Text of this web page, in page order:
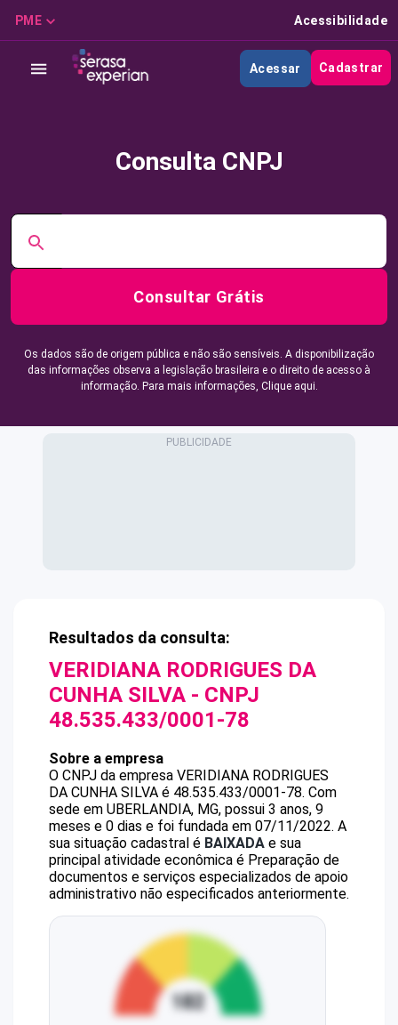
PME Acessibilidade
Acessar Cadastrar
Consulta CNPJ
Consultar Grátis
Os dados são de origem pública e não são sensíveis. A disponibilização
das informações observa a legislação brasileira e o direito de acesso à
informação. Para mais informações, Clique aqui.
Resultados da consulta:
VERIDIANA RODRIGUES DA
CUNHA SILVA - CNPJ
48.535.433/0001-78
Sobre a empresa
O CNPJ da empresa VERIDIANA RODRIGUES
DA CUNHA SILVA é 48.535.433/0001-78. Com
sede em UBERLANDIA, MG, possui 3 anos, 9
meses e 0 dias e foi fundada em 07/11/2022. A
sua situação cadastral é BAIXADA e sua
principal atividade econômica é Preparação de
documentos e serviços especializados de apoio
administrativo não especificados anteriormente.